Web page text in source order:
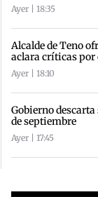
Ayer | 18:35
Alcalde de Teno
aclara críticas por
Ayer | 18:10
Gobierno
de septiembre
Ayer | 17:45